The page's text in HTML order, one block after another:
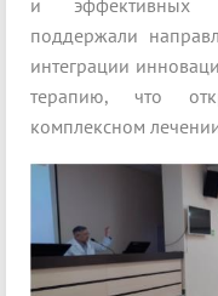
и эффективных
поддержали
интеграции
терапию, что
комплексном